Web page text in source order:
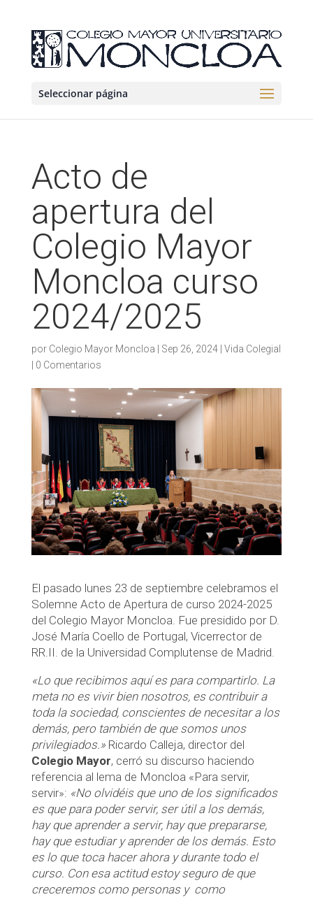
Seleccionar página
Acto de
apertura del
Colegio Mayor
Moncloa curso
2024/2025
por Colegio Mayor Moncloa Sep 26, 2024| Vida Colegial
0 Comentarios
El pasado lunes 23 de septiembre celebramos el
Solemne Acto de Apertura de curso 2024-2025
del Colegio Mayor Moncloa. Fue presidido por D.
José María Coello de Portugal, Vicerrector de
RR.II. de la Universidad Complutense de Madrid.
«Lo que recibimos aquí es para compartirlo. La
meta no es vivir bien nosotros, es contribuir a
toda la sociedad, conscientes de necesitar a los
demás, pero también de que somos unos
privilegiados.»Ricardo Calleja, director del
Colegio Mayor, cerró su discurso haciendo
referencia al lema de Moncloa «Para servir,
servir»: «No olvidéis que uno de los significados
es que para poder servir, ser útil a los demás,
hay que aprender a servir, hay que prepararse,
hay que estudiar y aprender de los demás. Esto
es lo que toca hacer ahora y durante todo el
curso. Con esa actitud estoy seguro de que
creceremos como personas y como